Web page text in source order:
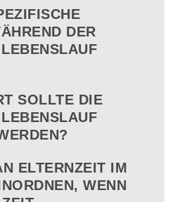
DER
SOLLTE DIE
ELTERNZEIT IM
WENN